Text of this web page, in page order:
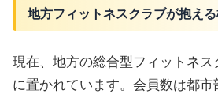
地方フィットネスクラブが抱え
現在、地方の総合型フィットネス
に置かれています。会員数は都市